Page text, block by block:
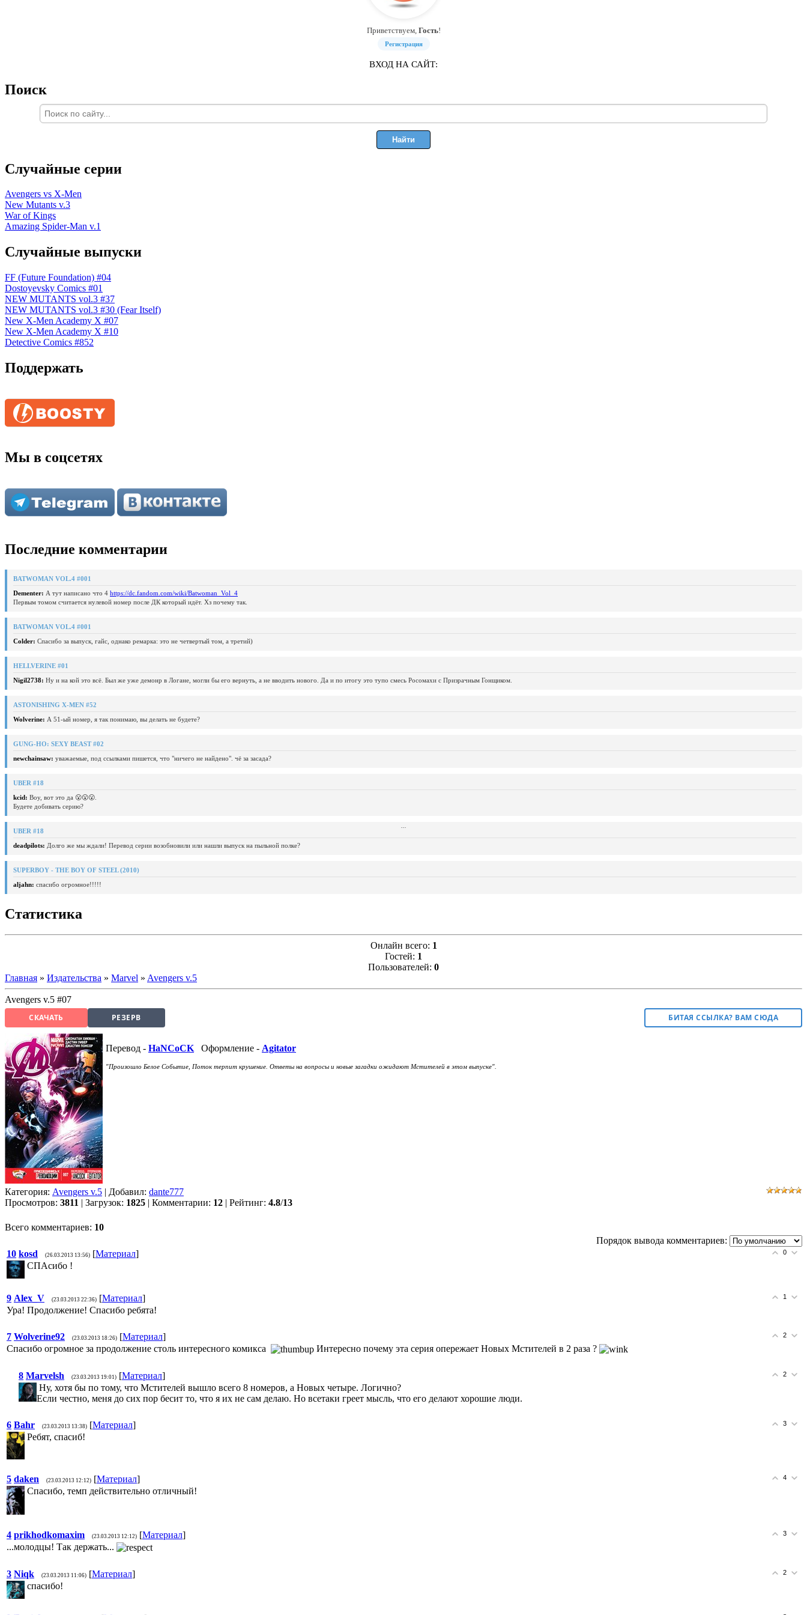
Приветствуем, Гость!
Регистрация
ВХОД НА САЙТ:
Поиск
Случайные серии
Avengers vs X-Men
New Mutants v.3
War of Kings
Amazing Spider-Man v.1
Случайные выпуски
FF (Future Foundation) #04
Dostoyevsky Comics #01
NEW MUTANTS vol.3 #37
NEW MUTANTS vol.3 #30 (Fear Itself)
New X-Men Academy X #07
New X-Men Academy X #10
Detective Comics #852
Поддержать
Мы в соцсетях
Последние комментарии
BATWOMAN VOL.4 #001
Dementer: А тут написано что 4 https://dc.fandom.com/wiki/Batwoman_Vol_4
Первым томом считается нулевой номер после ДК который идёт. Хз почему так.
BATWOMAN VOL.4 #001
Colder: Спасибо за выпуск, гайс, однако ремарка: это не четвертый том, а третий)
HELLVERINE #01
Nigil2738: Ну и на кой это всё. Был же уже демонр в Логане, могли бы его вернуть, а не вводить нового. Да и по итогу это тупо смесь Росомахи с Призрачным Гонщиком.
ASTONISHING X-MEN #52
Wolverine: А 51-ый номер, я так понимаю, вы делать не будете?
GUNG-HO: SEXY BEAST #02
newchainsaw: уважаемые, под ссылками пишется, что "ничего не найдено". чё за засада?
UBER #18
kcid: Воу, вот это да 😮😮😮.
Будете добивать серию?
UBER #18
deadpilots: Долго же мы ждали! Перевод серии возобновили или нашли выпуск на пыльной полке?
SUPERBOY - THE BOY OF STEEL (2010)
aljahn: спасибо огромное!!!!!
Статистика
Онлайн всего: 1
Гостей: 1
Пользователей: 0
Главная » Издательства » Marvel » Avengers v.5
Avengers v.5 #07
СКАЧАТЬ
РЕЗЕРВ БИТАЯ ССЫЛКА? ВАМ СЮДА
Перевод - HaNCoCK Оформление - Agitator
"Произошло Белое Событие, Поток терпит крушение. Ответы на вопросы и новые загадки ожидают Мстителей в этом выпуске".
Категория: Avengers v.5 | Добавил: dante777
Просмотров: 3811 | Загрузок: 1825 | Комментарии: 12 | Рейтинг: 4.8/13
Всего комментариев: 10
Порядок вывода комментариев:
0
10 kosd (26.03.2013 13:56) [Материал]
СПАсибо !
1
9 Alex_V (23.03.2013 22:36) [Материал]
Ура! Продолжение! Спасибо ребята!
2
7 Wolverine92 (23.03.2013 18:26) [Материал]
Спасибо огромное за продолжение столь интересного комикса
Интересно почему эта серия опережает Новых Мстителей в 2 раза ?
2
8 Marvelsh (23.03.2013 19:01) [Материал]
Ну, хотя бы по тому, что Мстителей вышло всего 8 номеров, а Новых четыре. Логично?
Если честно, меня до сих пор бесит то, что я их не сам делаю. Но всетаки греет мысль, что его делают хорошие люди.
3
6 Bahr (23.03.2013 13:38) [Материал]
Ребят, спасиб!
4
5 daken (23.03.2013 12:12) [Материал]
Спасибо, темп действительно отличный!
3
4 prikhodkomaxim (23.03.2013 12:12) [Материал]
...молодцы! Так держать...
2
3 Niqk (23.03.2013 11:06) [Материал]
спасибо!